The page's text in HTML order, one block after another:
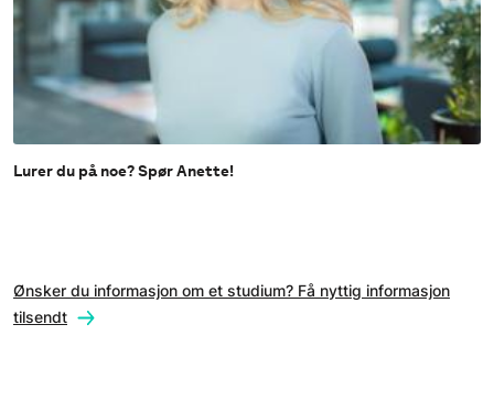
Lurer du på noe? Spør Anette!
Ønsker du informasjon om et studium? Få nyttig informasjon
tilsendt